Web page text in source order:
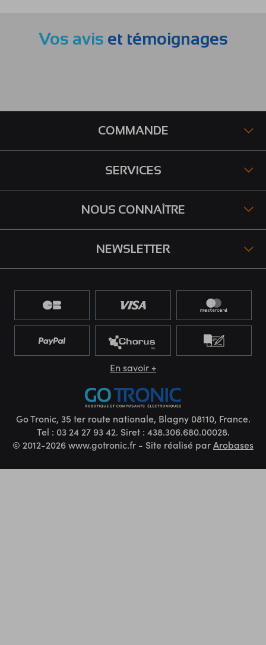
Vos avis et témoignages
COMMANDE
SERVICES
NOUS CONNAÎTRE
NEWSLETTER
En savoir +
Go Tronic, 35 ter route nationale, Blagny 08110, France.
Tel : 03 24 27 93 42. Siret : 438.306.680.00028.
© 2012-2026 www.gotronic.fr - Site réalisé parArobases